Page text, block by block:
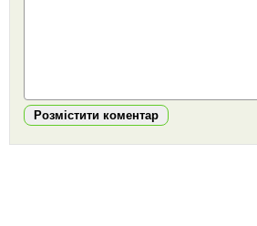
Розмістити коментар